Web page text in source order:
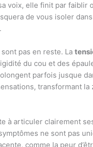
voix, elle finit par faiblir
de vous isoler
pas en reste. La
du cou et des
parfois jusque
transformant
à articuler clairement
ne sont pas
comme la peur